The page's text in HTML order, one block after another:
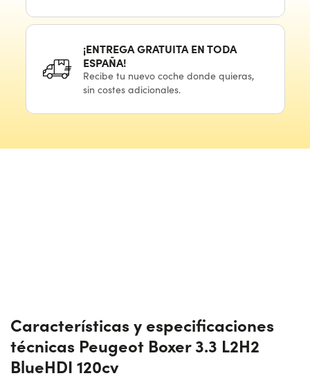
¡ENTREGA GRATUITA EN TODA
ESPAÑA!
Recibe tu nuevocoche donde quieras,
sin costes adicionales.
Características y especificaciones
técnicas Peugeot Boxer 3.3 L2H2
BlueHDI 120cv